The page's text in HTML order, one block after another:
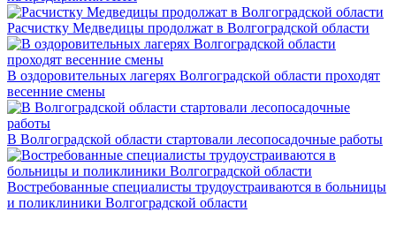
Расчистку Медведицы продолжат в Волгоградской области
В оздоровительных лагерях Волгоградской области проходят
весенние смены
В Волгоградской области стартовали лесопосадочные работы
Востребованные специалисты трудоустраиваются в больницы
и поликлиники Волгоградской области